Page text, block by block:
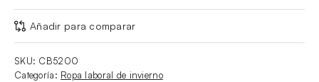
Añadir para comparar
SKU: CB5200
Categoría: Ropa laboral de invierno